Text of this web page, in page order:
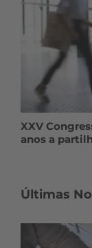
XXV
anos a
Últimas